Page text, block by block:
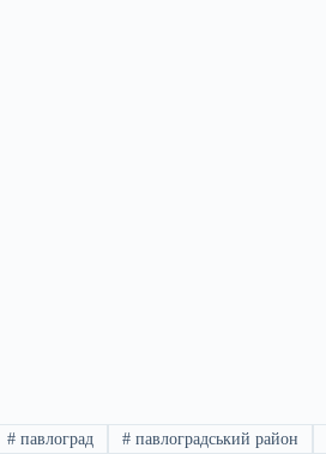
# павлоград # павлоградський район